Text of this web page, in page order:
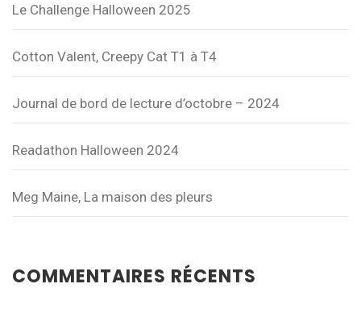
Le Challenge Halloween 2025
Cotton Valent, Creepy Cat T1 à T4
Journal de bord de lecture d’octobre – 2024
Readathon Halloween 2024
Meg Maine, La maison des pleurs
COMMENTAIRES RÉCENTS